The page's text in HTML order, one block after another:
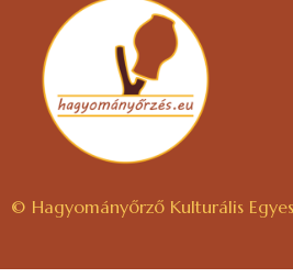
© Hagyományőrző Kulturális